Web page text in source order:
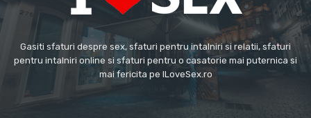
Gasiti sfaturi despre sex, sfaturi pentru intalniri si relatii, sfaturi
pentru intalniri online si sfaturi pentru o casatorie mai puternica si
mai fericita pe ILoveSex.ro